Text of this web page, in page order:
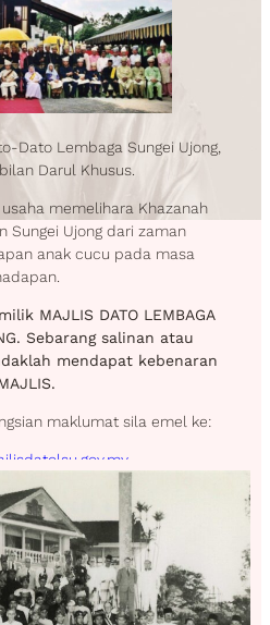
Dato Lembaga Sungei Ujong,
Darul Khusus.
memelihara Khazanah
Sungei Ujong dari zaman
anak cucu pada masa
MAJLIS DATO LEMBAGA
Sebarang salinan atau
mendapat kebenaran
maklumat sila emel ke: